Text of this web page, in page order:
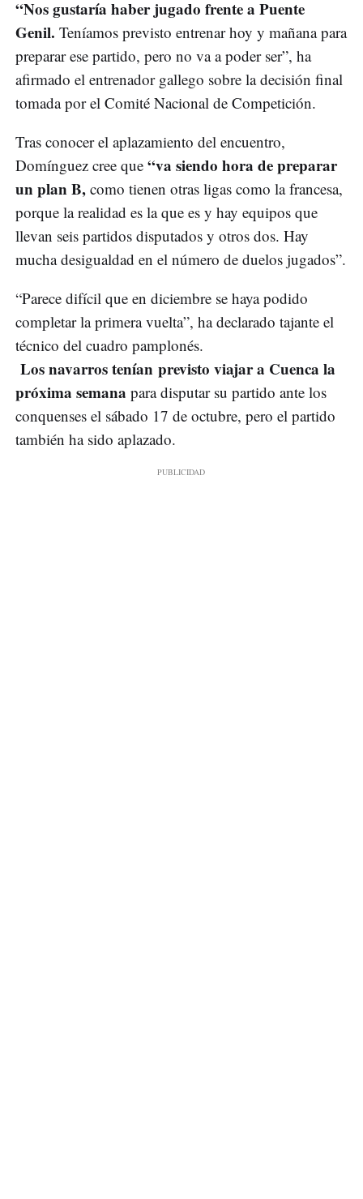
“Nos gustaría haber jugado frente a Puente
Genil. Teníamos previsto entrenar hoy y mañana para
preparar ese partido, pero no va a poder ser”, ha
afirmado el entrenador gallego sobre la decisión final
tomada por el Comité Nacional de Competición.
Tras conocer el aplazamiento del encuentro,
Domínguez cree que “va siendo hora de preparar
un plan B, como tienen otras ligas como la francesa,
porque la realidad es la que es y hay equipos que
llevan seis partidos disputados y otros dos. Hay
mucha desigualdad en el número de duelos jugados”.
“Parece difícil que en diciembre se haya podido
completar la primera vuelta”, ha declarado tajante el
técnico del cuadro pamplonés.
Los navarros tenían previsto viajar a Cuenca la
próxima semana para disputar su partido ante los
conquenses el sábado 17 de octubre, pero el partido
también ha sido aplazado.